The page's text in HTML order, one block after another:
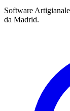
Software
da Madrid.